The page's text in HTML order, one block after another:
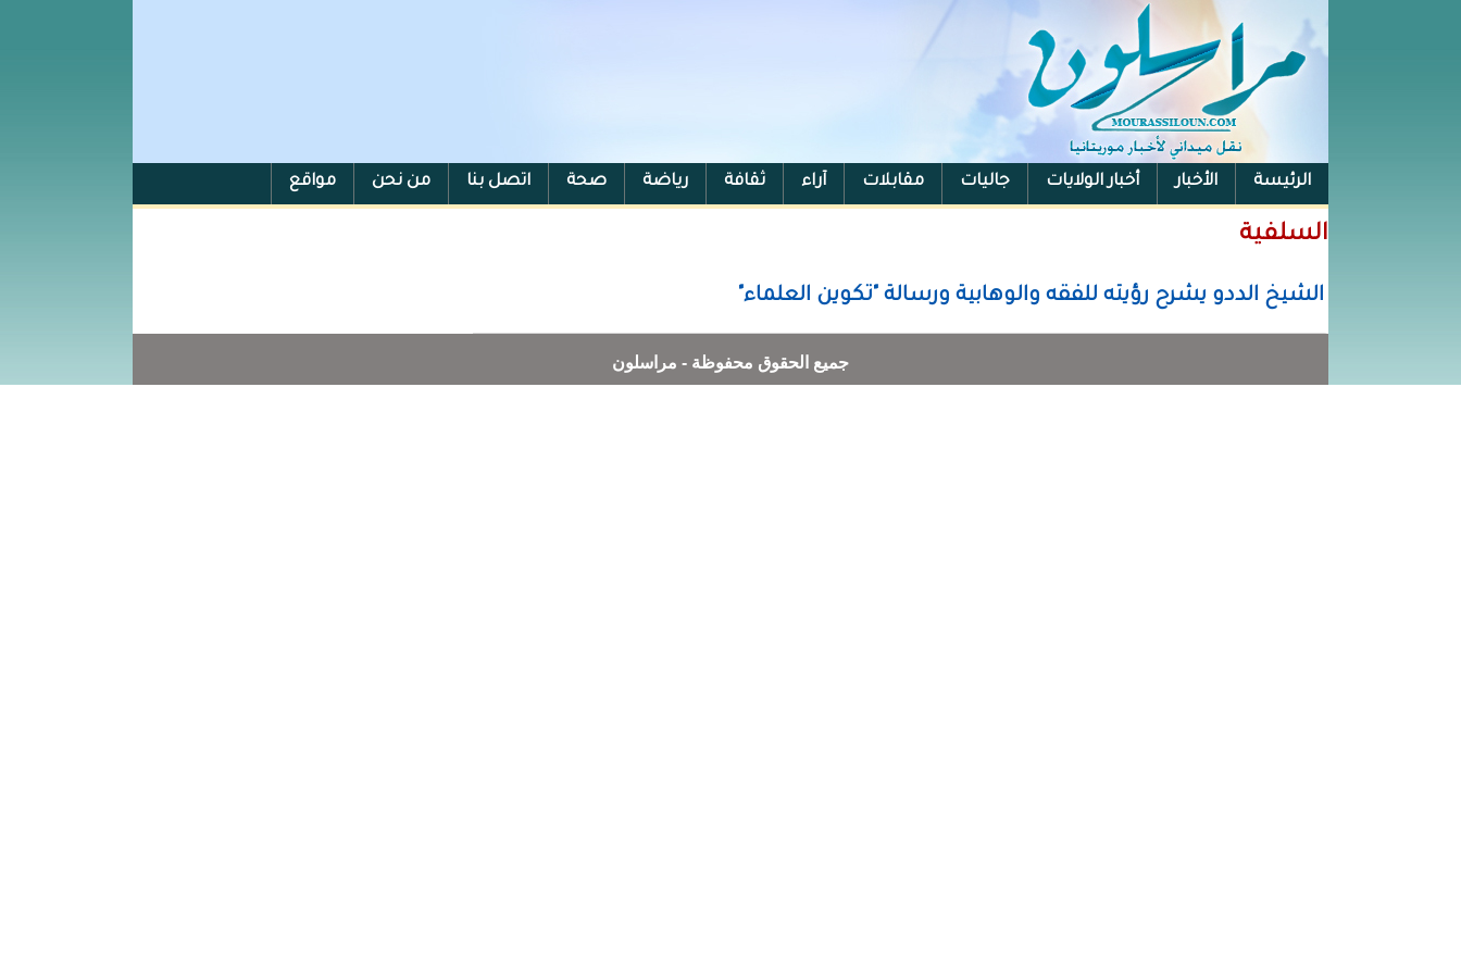
الرئيسة الأخبار أخبار الولايات جاليات مقابلات آراء ثقافة رياضة صحة اتصل بنا من نحن مواقع
السلفية
الشيخ الددو يشرح رؤيته للفقه والوهابية ورسالة "تكوين العلماء"
جميع الحقوق محفوظة - مراسلون